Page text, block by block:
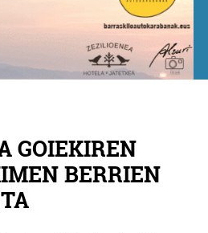
GOIEKIREN
BERRIEN